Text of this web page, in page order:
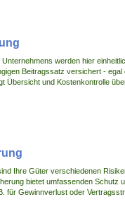
werden hier
Beitragssatz versichert - egal
Übersicht und Kostenkontrolle
Ihre Güter verschiedenen
bietet umfassenden Schutz
für Gewinnverlust oder